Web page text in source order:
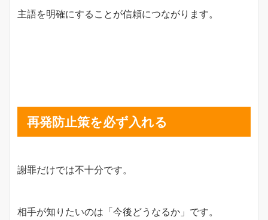
主語を明確にすることが信頼につながります。
再発防止策を必ず入れる
謝罪だけでは不十分です。
相手が知りたいのは「今後どうなるか」です。